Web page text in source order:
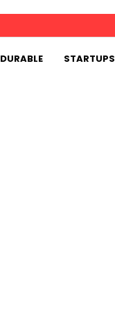
STARTUPS